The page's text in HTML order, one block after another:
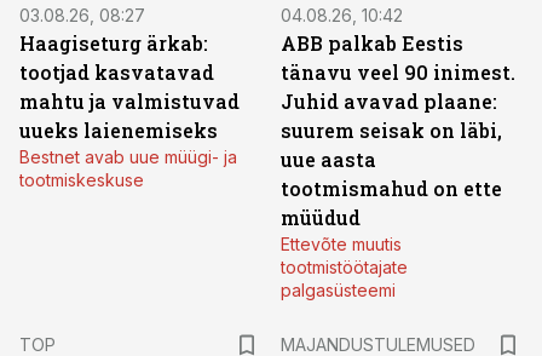
03.08.26, 08:27
Haagiseturg ärkab:
tootjad kasvatavad
mahtu ja valmistuvad
uueks laienemiseks
Bestnet avab uue müügi- ja
tootmiskeskuse
04.08.26, 10:42
ABB palkab Eestis
tänavu veel 90 inimest.
Juhid avavad plaane:
suurem seisak on läbi,
uue aasta
tootmismahud on ette
müüdud
Ettevõte muutis
tootmistöötajate
palgasüsteemi
TOP
MAJANDUSTULEMUSED